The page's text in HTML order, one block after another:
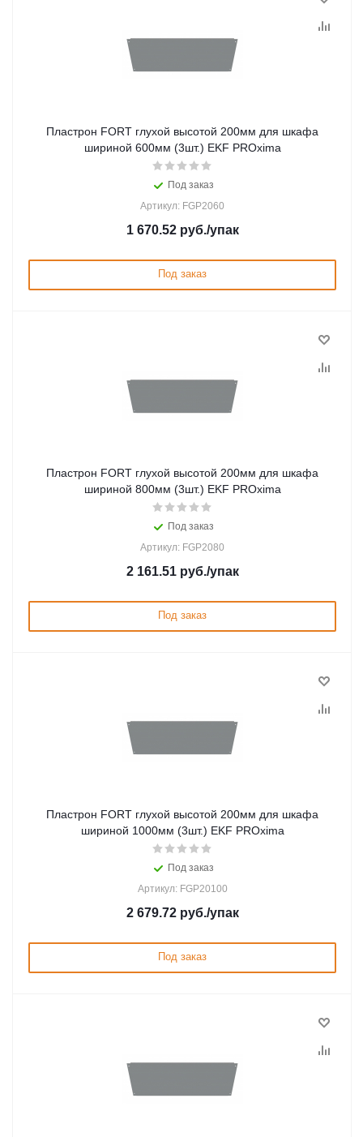
Пластрон FORT глухой высотой 200мм для шкафа
шириной 600мм (3шт.) EKF PROxima
Под заказ
Артикул: FGP2060
1 670.52руб./упак
Под заказ
Пластрон FORT глухой высотой 200мм для шкафа
шириной 800мм (3шт.) EKF PROxima
Под заказ
Артикул: FGP2080
2 161.51руб./упак
Под заказ
Пластрон FORT глухой высотой 200мм для шкафа
шириной 1000мм (3шт.) EKF PROxima
Под заказ
Артикул: FGP20100
2 679.72руб./упак
Под заказ